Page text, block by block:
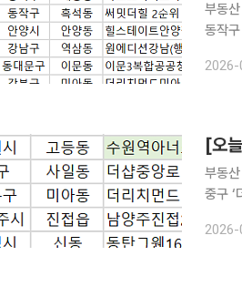
부동
동작구
공청
[오
부동
중구 ‘더
‘동탄